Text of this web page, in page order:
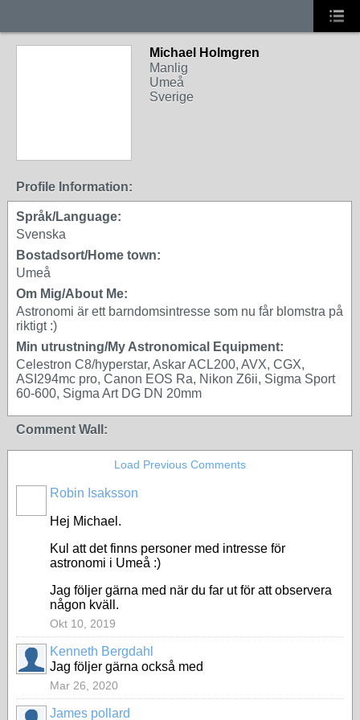
Michael Holmgren
Manlig
Umeå
Sverige
Profile Information:
Språk/Language:
Svenska
Bostadsort/Home town:
Umeå
Om Mig/About Me:
Astronomi är ett barndomsintresse som nu får blomstra på
riktigt :)
Min utrustning/My Astronomical Equipment:
Celestron C8/hyperstar, Askar ACL200, AVX, CGX,
ASI294mc pro, Canon EOS Ra, Nikon Z6ii, Sigma Sport
60-600, Sigma Art DG DN 20mm
Comment Wall:
Load Previous Comments
Robin Isaksson
Hej Michael.
Kul att det finns personer med intresse för
astronomi i Umeå :)
Jag följer gärna med när du far ut för att observera
någon kväll.
Okt 10, 2019
Kenneth Bergdahl
Jag följer gärna också med
Mar 26, 2020
James pollard